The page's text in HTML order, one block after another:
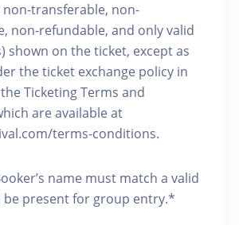
non-transferable, non-
non-refundable, and only valid
shown on the ticket, except as
the ticket exchange policy in
Ticketing Terms and
are available at
terms-conditions.
name must match a valid
be present for group entry.*